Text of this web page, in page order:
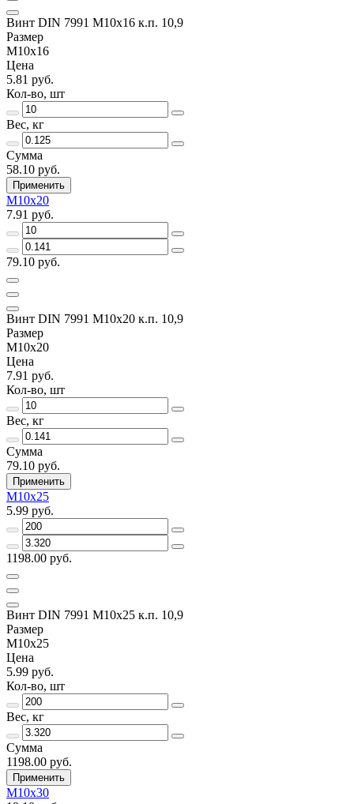
Винт DIN 7991 M10x16 к.п. 10,9
Размер
M10x16
Цена
5.81 руб.
Кол-во, шт
Вес, кг
Сумма
58.10 руб.
Применить
M10x20
7.91 руб.
79.10 руб.
Винт DIN 7991 M10x20 к.п. 10,9
Размер
M10x20
Цена
7.91 руб.
Кол-во, шт
Вес, кг
Сумма
79.10 руб.
Применить
M10x25
5.99 руб.
1198.00 руб.
Винт DIN 7991 M10x25 к.п. 10,9
Размер
M10x25
Цена
5.99 руб.
Кол-во, шт
Вес, кг
Сумма
1198.00 руб.
Применить
M10x30